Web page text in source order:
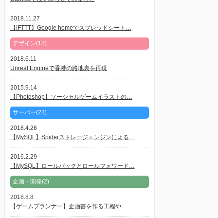
2018.11.27
【IFTTT】Google homeでスプレッドシート…
デザイン(13)
2018.6.11
Unreal Engineで香港の路地裏を再現
2015.9.14
【Photoshop】ソーシャルゲームイラストの…
サーバー(23)
2018.4.26
【MySQL】Spiderストレージエンジンによる…
2016.2.29
【MySQL】ロールバックとロールフォワード…
企画・開発(2)
2018.8.8
【ゲームプランナー】企画書を作る工程や…